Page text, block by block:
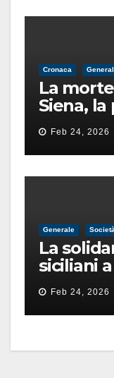
Cronaca
La
Siena, la
pista di
finita
Feb 24, 2026
Generale Società
La
siciliani
difeso il
Feb 24, 2026